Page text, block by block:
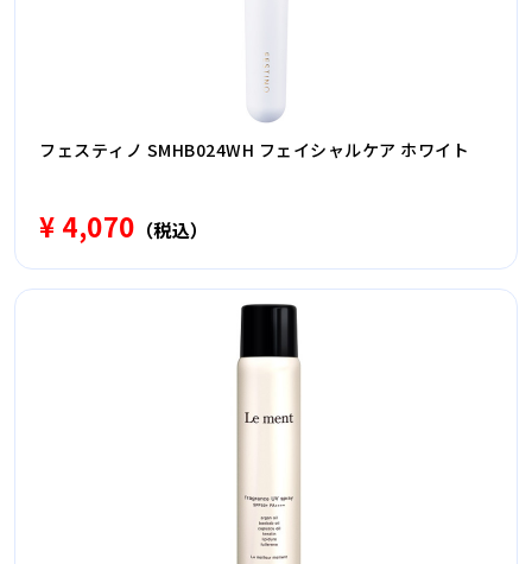
フェスティノ SMHB024WH フェイシャルケア ホワイト
¥ 4,070 （税込）